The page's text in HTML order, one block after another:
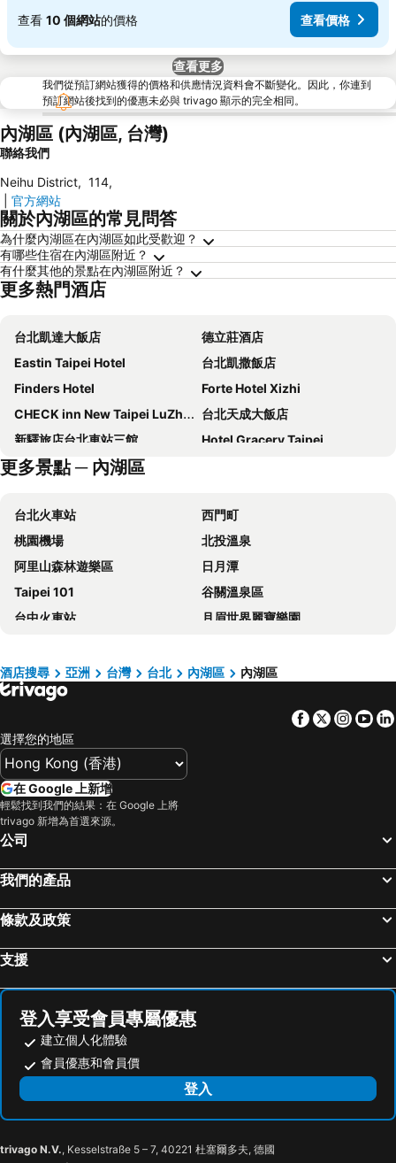
查看 10 個網站的價格 查看價格
查看更多
我們從預訂網站獲得的價格和供應情況資料會不斷變化。因此，你連到
預訂網站後找到的優惠未必與 trivago 顯示的完全相同。
內湖區 (內湖區, 台灣)
聯絡我們
Neihu District, 114,
官方網站
關於內湖區的常見問答
為什麼內湖區在內湖區如此受歡迎？
有哪些住宿在內湖區附近？
有什麼其他的景點在內湖區附近？
更多熱門酒店
台北凱達大飯店
德立莊酒店
Eastin Taipei Hotel
台北凱撒飯店
Finders Hotel
Forte Hotel Xizhi
CHECK inn New Taipei LuZhou
台北天成大飯店
新驛旅店台北車站三館
Hotel Gracery Taipei
台北西門町意舍
Hotel Cham Cham Taipei
路徒行旅
瓏山林台北中和飯店
和苑三井花園飯店 台北忠孝
The Grand Hotel
Mayer Inn
台北花園大酒店
Solaria Nisitetsu Hotel Taipei Ximen
Hotel Papa Whale
Hyatt Place New Taipei City Xinzhuang
Hotel Puri Taipei Station Branch
Hub Hotel - Taipei Songshan Airport
台北福華大飯店
Roaders Plus Hotel Taipei Station
柯達大飯店台北一店
捷絲旅-西門町館
新驛旅店台北車站二館
明日大飯店
台北美侖大飯店
Beauty Hotels Taipei - Hotel B7
Hotel Fun - Linsen
台北大倉久和大飯店
Taipei Marriott Hotel
Just Palace
Check Inn Select Taipei Neihu
宜家商旅
雅莊旅館
Grace Hotel Dunbei
更多景點 ─ 內湖區
台北火車站
西門町
桃園機場
北投溫泉
阿里山森林遊樂區
日月潭
Taipei 101
谷關溫泉區
台中火車站
月眉世界麗寶樂園
大安區
逢甲夜市
六福村主題遊樂園
台中烏日高鐵站
烏來溫泉
捷運中山站
大安森林公園
台中一中商圈
內湖區
士林夜市
桃園火車站
九份
宜蘭礁溪溫泉公園
饒河街觀光夜市
萬華區
新北投
捷運忠孝新生站
新竹火車站
台北國父紀念館
西湖捷運站
大直美麗華
酒店搜尋 亞洲 台灣 台北 內湖區 內湖區
Facebook
Twitter
選擇您的地區
在 Google 上新增
輕鬆找到我們的結果：在 Google 上將
trivago 新增為首選來源。
公司
我們的產品
條款及政策
支援
登入享受會員專屬優惠
建立個人化體驗
會員優惠和會員價
登入
trivago N.V., Kesselstraße 5 – 7, 40221 杜塞爾多夫, 德國